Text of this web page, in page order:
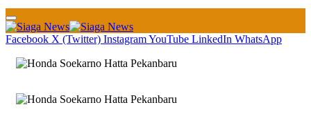
Facebook X (Twitter) InstagramYouTube LinkedIn WhatsApp